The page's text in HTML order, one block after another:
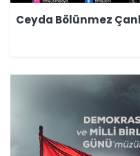
Ceyda Bölünmez